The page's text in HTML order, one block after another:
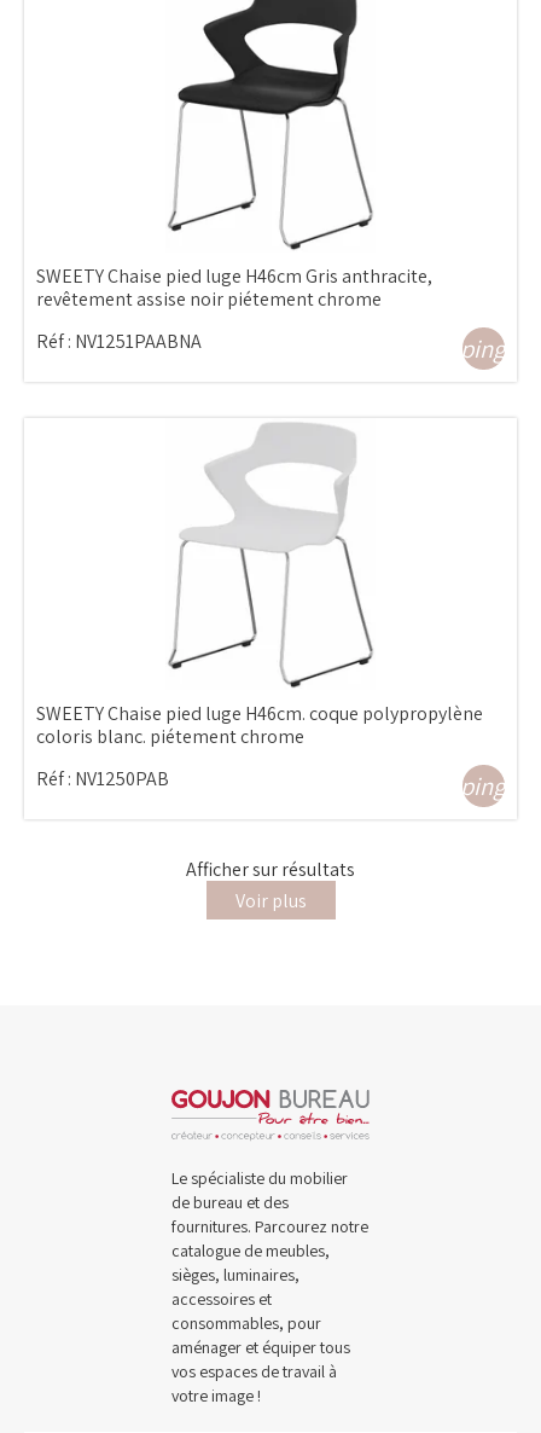
SWEETY Chaise pied luge H46cm Gris anthracite,
revêtement assise noir piétement chrome
Réf : NV1251PAABNA
SWEETY Chaise pied luge H46cm. coque polypropylène
coloris blanc. piétement chrome
Réf : NV1250PAB
Affichersurrésultats
Voir plus
Le spécialiste du mobilier
de bureau et des
fournitures. Parcourez notre
catalogue de meubles,
sièges, luminaires,
accessoires et
consommables, pour
aménager et équiper tous
vos espaces de travail à
votre image !